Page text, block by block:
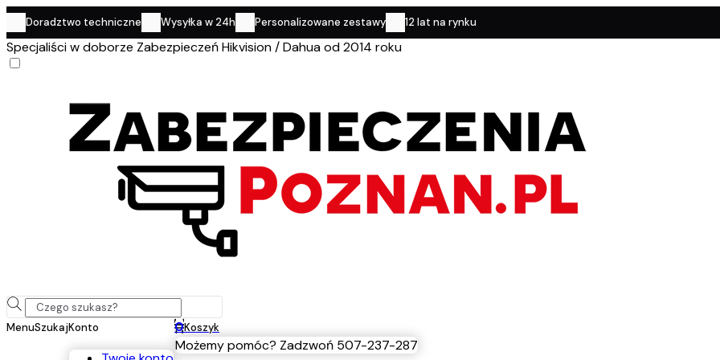
Doradztwo techniczne Wysyłka w 24h Personalizowane zestawy 12 lat na rynku
Specjaliści w doborze Zabezpieczeń Hikvision / Dahua od 2014 roku
MenuSzukajKonto 0Koszyk
Możemy pomóc? Zadzwoń 507-237-287